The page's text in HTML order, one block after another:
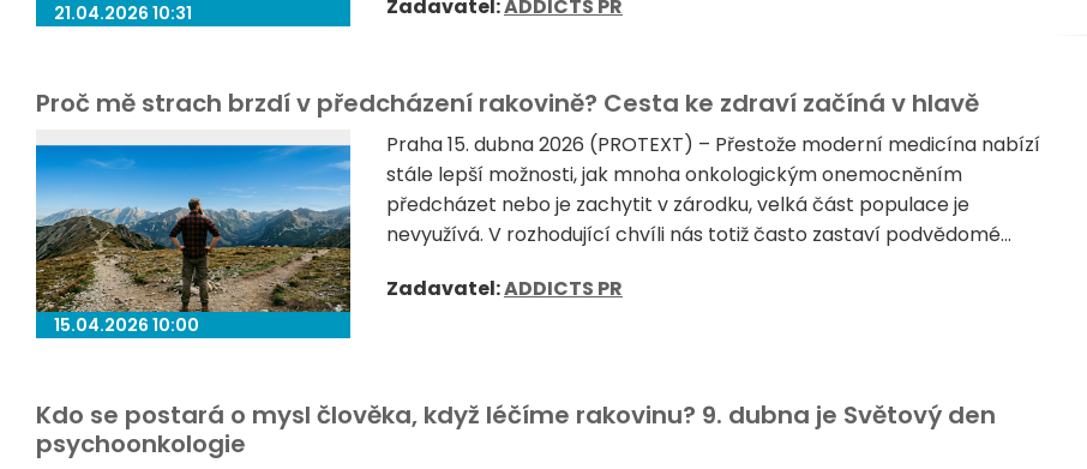
21.04.2026 10:31
Zadavatel:ADDICTS PR
Proč mě strach brzdí v předcházení rakovině? Cesta ke zdraví začíná v hlavě
15.04.2026 10:00
Praha 15. dubna 2026 (PROTEXT) – Přestože moderní medicína nabízí
stále lepší možnosti, jak mnoha onkologickým onemocněním
předcházet nebo je zachytit v zárodku, velká část populace je
nevyužívá. V rozhodující chvíli nás totiž často zastaví podvědomé...
Zadavatel:ADDICTS PR
Kdo se postará o mysl člověka, když léčíme rakovinu? 9. dubna je Světový den
psychoonkologie